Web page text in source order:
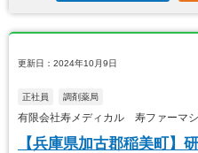
更新日：2024年10月9日
正社員 調剤薬局
有限会社寿メディカル 寿ファーマ
【兵庫県加古郡稲美町】